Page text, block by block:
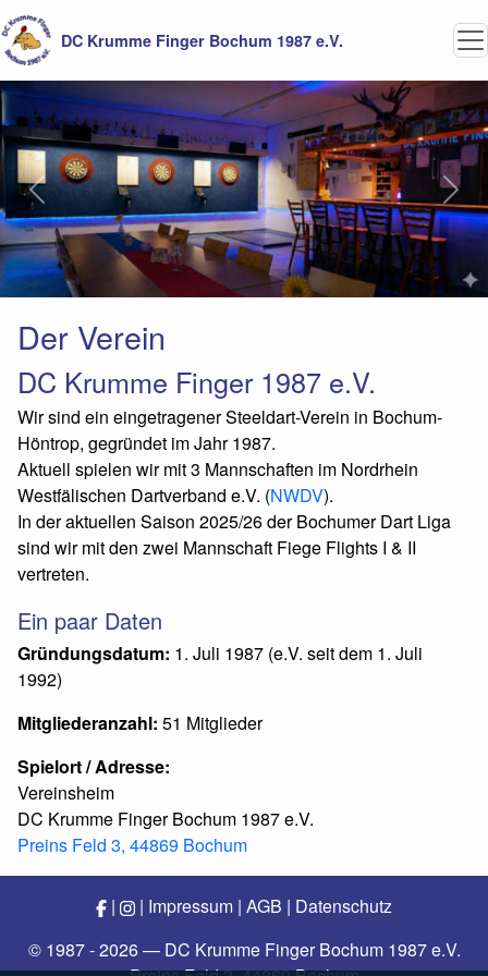
DC Krumme Finger Bochum 1987 e.V.
Previous Next
Der Verein
DC Krumme Finger 1987 e.V.
Wir sind ein eingetragener Steeldart-Verein in Bochum-
Höntrop, gegründet im Jahr 1987.
Aktuell spielen wir mit 3 Mannschaften im Nordrhein
Westfälischen Dartverband e.V. (NWDV).
In der aktuellen Saison 2025/26 der Bochumer Dart Liga
sind wir mit den zwei Mannschaft Fiege Flights I & II
vertreten.
Ein paar Daten
Gründungsdatum: 1. Juli 1987 (e.V. seit dem 1. Juli
1992)
Mitgliederanzahl: 51 Mitglieder
Spielort / Adresse:
Vereinsheim
DC Krumme Finger Bochum 1987 e.V.
Preins Feld 3, 44869 Bochum
| | Impressum | AGB | Datenschutz
© 1987 - 2026 — DC Krumme Finger Bochum 1987 e.V.